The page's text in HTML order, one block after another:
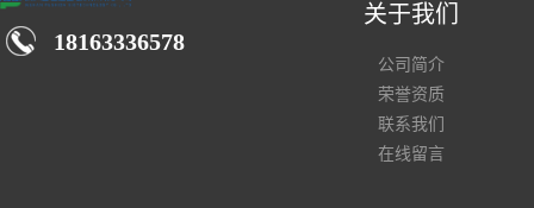
18163336578
关于我们
公司简介
荣誉资质
联系我们
在线留言